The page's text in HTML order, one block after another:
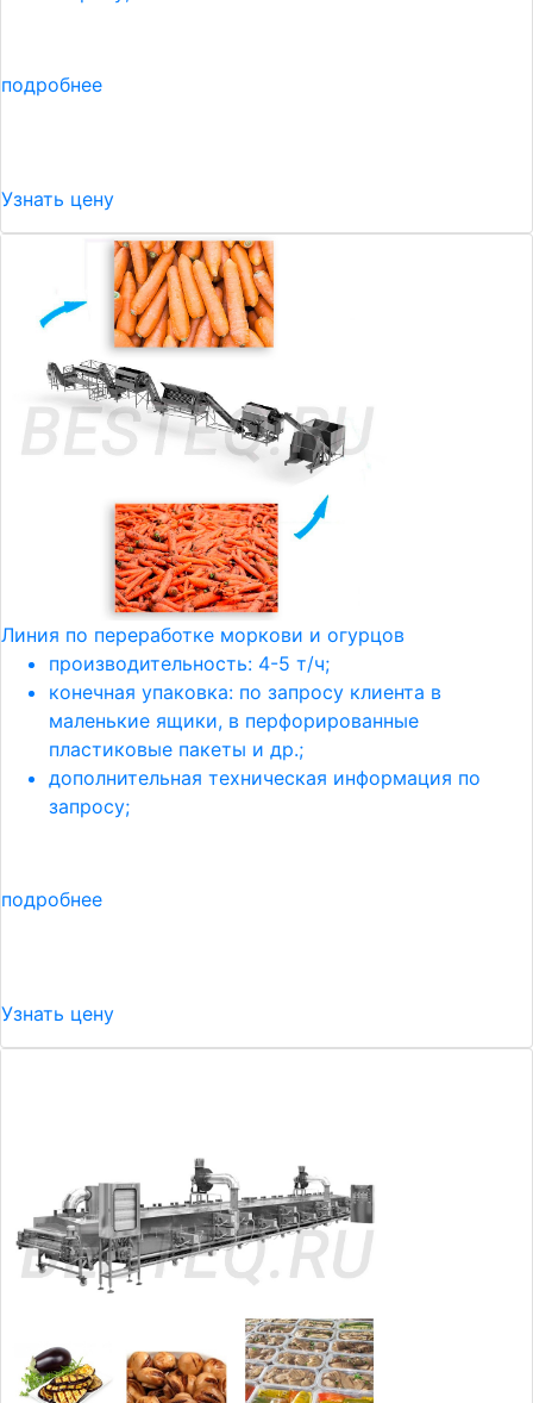
подробнее
Узнать цену
Линия по переработке моркови и огурцов
производительность: 4-5 т/ч;
конечная упаковка: по запросу клиента в
маленькие ящики, в перфорированные
пластиковые пакеты и др.;
дополнительная техническая информация по
запросу;
подробнее
Узнать цену